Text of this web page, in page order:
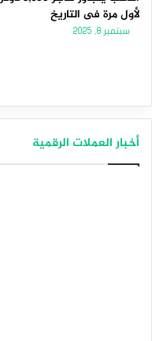
لأول مرة فى التاريخ
سبتمبر 8, 2025
أخبار العملات الرقمية